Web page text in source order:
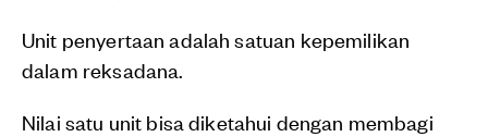
Unit penyertaan adalah satuan kepemilikan
dalam reksadana.
Nilai satu unit bisa diketahui dengan membagi